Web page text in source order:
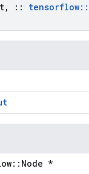
, :: tensorflow::
*